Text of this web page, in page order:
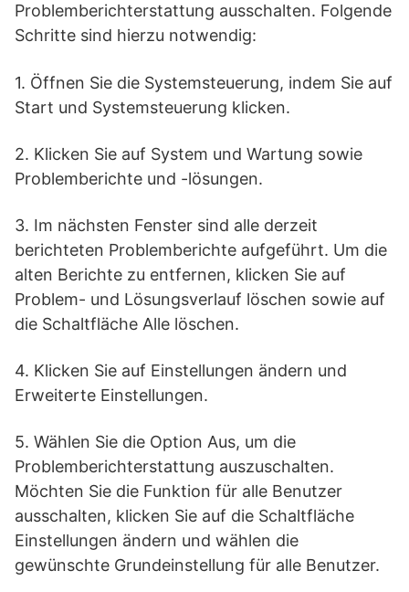
Problemberichterstattung ausschalten. Folgende
Schritte sind hierzu notwendig:
1. Öffnen Sie die Systemsteuerung, indem Sie auf
Start und Systemsteuerung klicken.
2. Klicken Sie auf System und Wartung sowie
Problemberichte und -lösungen.
3. Im nächsten Fenster sind alle derzeit
berichteten Problemberichte aufgeführt. Um die
alten Berichte zu entfernen, klicken Sie auf
Problem- und Lösungsverlauf löschen sowie auf
die Schaltfläche Alle löschen.
4. Klicken Sie auf Einstellungen ändern und
Erweiterte Einstellungen.
5. Wählen Sie die Option Aus, um die
Problemberichterstattung auszuschalten.
Möchten Sie die Funktion für alle Benutzer
ausschalten, klicken Sie auf die Schaltfläche
Einstellungen ändern und wählen die
gewünschte Grundeinstellung für alle Benutzer.